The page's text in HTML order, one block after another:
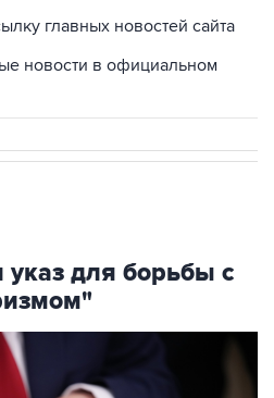
главных новостей сайта
новости в официальном
для борьбы с